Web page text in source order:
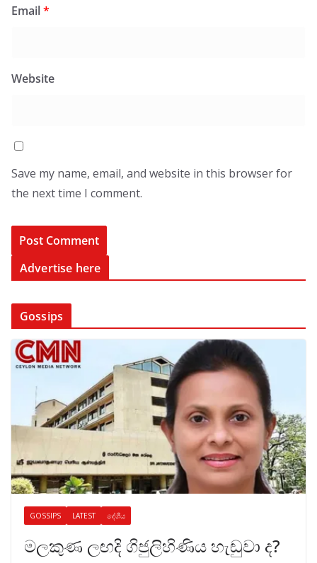
Email*
Website
Save my name, email, and website in this browser for
the next time I comment.
Advertise here
Gossips
GOSSIPS LATEST දේශීය
මලකුණ ලඟදි ගිජුලිහිණිය හැඬුවා ද?